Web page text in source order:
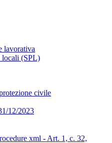
lavorativa
(SPL)
civile
12/2023
xml - Art. 1, c. 32,